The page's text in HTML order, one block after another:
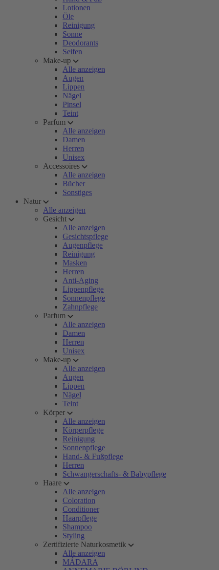
Lotionen
Öle
Reinigung
Sonne
Deodorants
Seifen
Make-up
Alle anzeigen
Augen
Lippen
Nägel
Pinsel
Teint
Parfum
Alle anzeigen
Damen
Herren
Unisex
Accessoires
Alle anzeigen
Bücher
Sonstiges
Natur
Alle anzeigen
Gesicht
Alle anzeigen
Gesichtspflege
Augenpflege
Reinigung
Masken
Herren
Anti-Aging
Lippenpflege
Sonnenpflege
Zahnpflege
Parfum
Alle anzeigen
Damen
Herren
Unisex
Make-up
Alle anzeigen
Augen
Lippen
Nägel
Teint
Körper
Alle anzeigen
Körperpflege
Reinigung
Sonnenpflege
Hand- & Fußpflege
Herren
Schwangerschafts- & Babypflege
Haare
Alle anzeigen
Coloration
Conditioner
Haarpflege
Shampoo
Styling
Zertifizierte Naturkosmetik
Alle anzeigen
MÁDARA